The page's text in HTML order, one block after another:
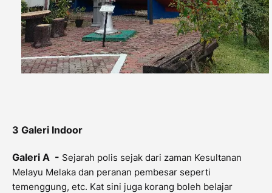
3 Galeri Indoor
Galeri A - Sejarah polis sejak dari zaman Kesultanan
Melayu Melaka dan peranan pembesar seperti
temenggung, etc. Kat sini juga korang boleh belajar